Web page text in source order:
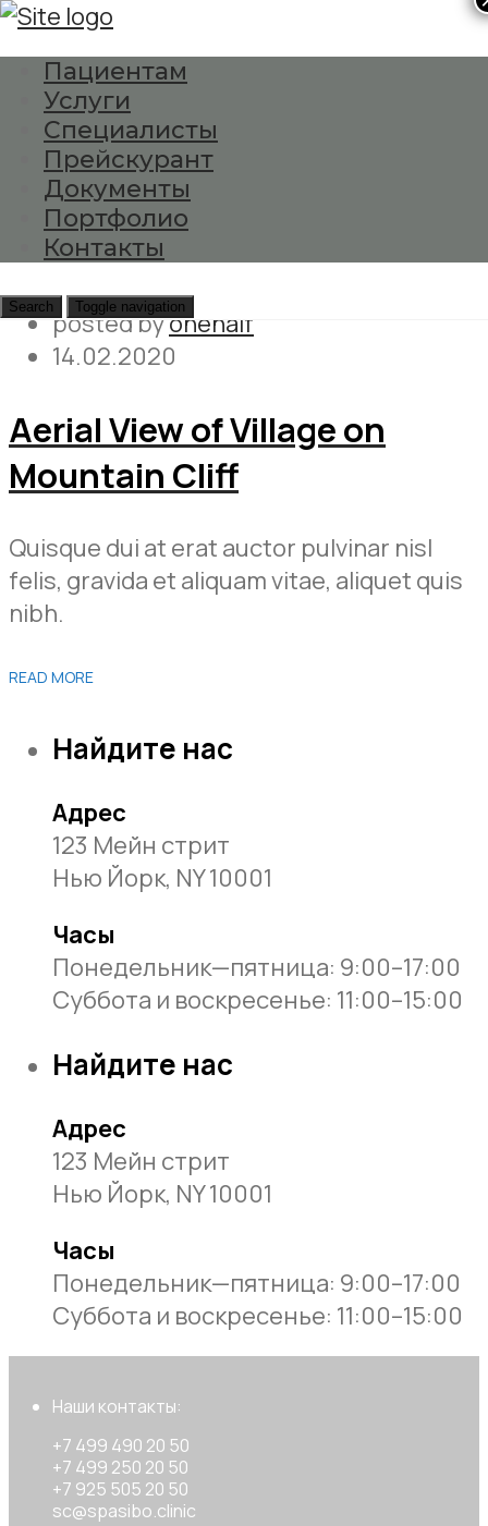
×
Пациентам
Услуги
Специалисты
Прейскурант
Документы
Портфолио
Контакты
Search Toggle navigation
mountain
Главная
mountain
0 comments
Lifestyle
posted byonehalf
14.02.2020
Aerial View of Village on
Mountain Cliff
Quisque dui at erat auctor pulvinar nisl
felis, gravida et aliquam vitae, aliquet quis
nibh.
READ MORE
Найдите нас
Адрес
123 Мейн стрит
Нью Йорк, NY 10001
Часы
Понедельник—пятница: 9:00–17:00
Суббота и воскресенье: 11:00–15:00
Найдите нас
Адрес
123 Мейн стрит
Нью Йорк, NY 10001
Часы
Понедельник—пятница: 9:00–17:00
Суббота и воскресенье: 11:00–15:00
Наши контакты:
+7 499 490 20 50
+7 499 250 20 50
+7 925 505 20 50
sc@spasibo.clinic